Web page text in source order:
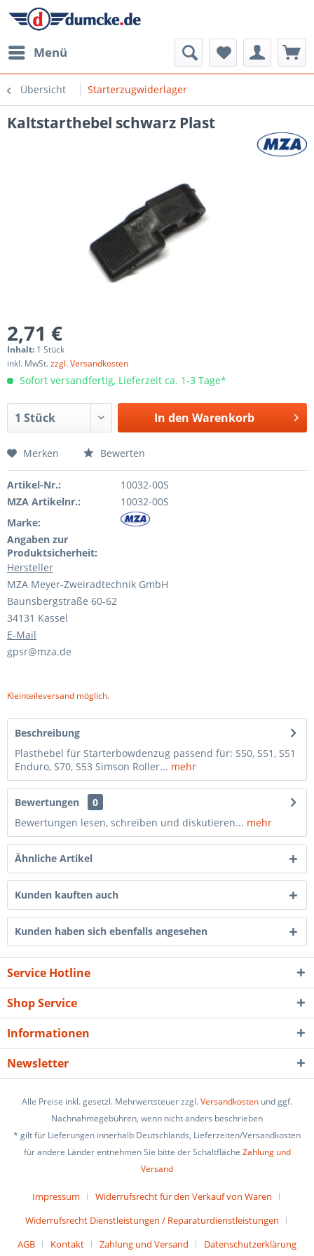
Menü
Übersicht Starterzugwiderlager
Kaltstarthebel schwarz Plast
2,71 €
Inhalt: 1 Stück
inkl. MwSt.zzgl. Versandkosten
Sofort versandfertig, Lieferzeit ca. 1-3 Tage*
In den Warenkorb
Merken Bewerten
Artikel-Nr.:
10032-00S
MZA Artikelnr.:
10032-00S
Marke:
Angaben zur
Produktsicherheit:
Hersteller
MZA Meyer-Zweiradtechnik GmbH
Baunsbergstraße 60-62
34131 Kassel
E-Mail
gpsr@mza.de
Kleinteileversand möglich.
Beschreibung
Plasthebel für Starterbowdenzug passend für: S50, S51, S51
Enduro, S70, S53 Simson Roller... mehr
Bewertungen
0
Bewertungen lesen, schreiben und diskutieren... mehr
Ähnliche Artikel
Kunden kauften auch
Kunden haben sich ebenfalls angesehen
Service Hotline
Shop Service
Informationen
Newsletter
Alle Preise inkl. gesetzl. Mehrwertsteuer zzgl.Versandkosten und ggf.
Nachnahmegebühren, wenn nicht anders beschrieben
* gilt für Lieferungen innerhalb Deutschlands, Lieferzeiten/Versandkosten
für andere Länder entnehmen Sie bitte der Schaltfläche Zahlung und
Versand
Impressum
Widerrufsrecht für den Verkauf von Waren
Widerrufsrecht Dienstleistungen / Reparaturdienstleistungen
AGB
Kontakt Zahlung und Versand Datenschutzerklärung